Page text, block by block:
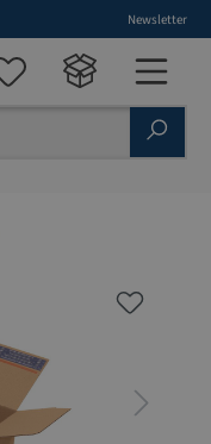
Newsletter